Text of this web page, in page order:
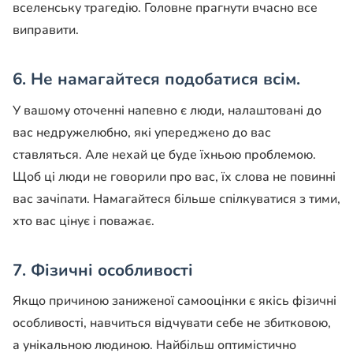
вселенську трагедію. Головне прагнути вчасно все
виправити.
6. Не намагайтеся подобатися всім.
У вашому оточенні напевно є люди, налаштовані до
вас недружелюбно, які упереджено до вас
ставляться. Але нехай це буде їхньою проблемою.
Щоб ці люди не говорили про вас, їх слова не повинні
вас зачіпати. Намагайтеся більше спілкуватися з тими,
хто вас цінує і поважає.
7. Фізичні особливості
Якщо причиною заниженої самооцінки є якісь фізичні
особливості, навчиться відчувати себе не збитковою,
а унікальною людиною. Найбільш оптимістично